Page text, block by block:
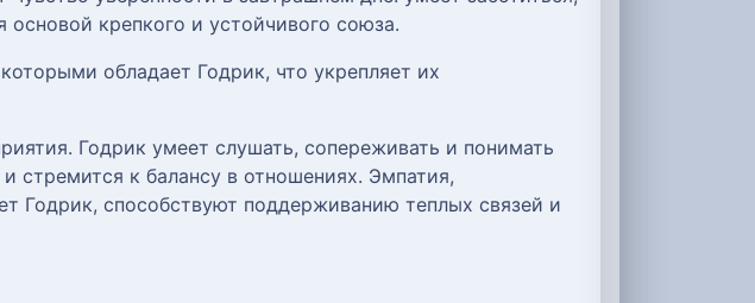
основой крепкого и устойчивого союза.
обладает Годрик, что укрепляет их
Годрик умеет слушать, сопереживать и понимать
стремится к балансу в отношениях. Эмпатия,
Годрик, способствуют поддерживанию теплых связей и